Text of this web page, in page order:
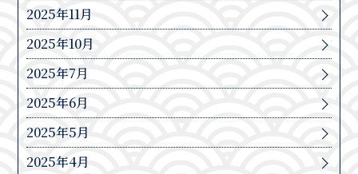
2025年11月
2025年10月
2025年7月
2025年6月
2025年5月
2025年4月